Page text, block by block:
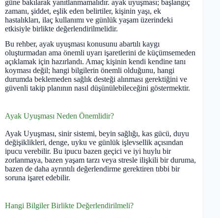
güne bakılarak yanıtlanmamalıdır. ayak uyuşması; başlangıç
zamanı, şiddet, eşlik eden belirtiler, kişinin yaşı, ek
hastalıkları, ilaç kullanımı ve günlük yaşam üzerindeki
etkisiyle birlikte değerlendirilmelidir.
Bu rehber, ayak uyuşması konusunu abartılı kaygı
oluşturmadan ama önemli uyarı işaretlerini de küçümsemeden
açıklamak için hazırlandı. Amaç kişinin kendi kendine tanı
koyması değil; hangi bilgilerin önemli olduğunu, hangi
durumda beklemeden sağlık desteği alınması gerektiğini ve
güvenli takip planının nasıl düşünülebileceğini göstermektir.
Ayak Uyuşması Neden Önemlidir?
Ayak Uyuşması, sinir sistemi, beyin sağlığı, kas gücü, duyu
değişiklikleri, denge, uyku ve günlük işlevsellik açısından
ipucu verebilir. Bu ipucu bazen geçici ve iyi huylu bir
zorlanmaya, bazen yaşam tarzı veya stresle ilişkili bir duruma,
bazen de daha ayrıntılı değerlendirme gerektiren tıbbi bir
soruna işaret edebilir.
Hangi Bilgiler Birlikte Değerlendirilmeli?